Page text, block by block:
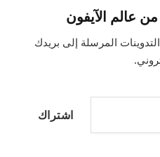
عالم الآيفون
المرسلة إلى بريدك
اشتراك